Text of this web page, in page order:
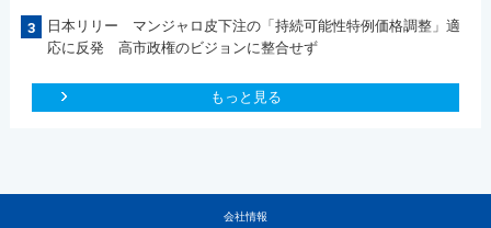
3
日本リリー マンジャロ皮下注の「持続可能性特例価格調整」適
応に反発 高市政権のビジョンに整合せず
もっと見る
会社情報